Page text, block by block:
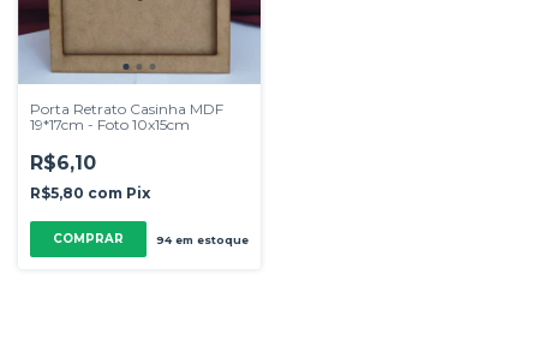
Porta Retrato Casinha MDF
19*17cm - Foto 10x15cm
R$6,10
R$5,80 com Pix
94em estoque